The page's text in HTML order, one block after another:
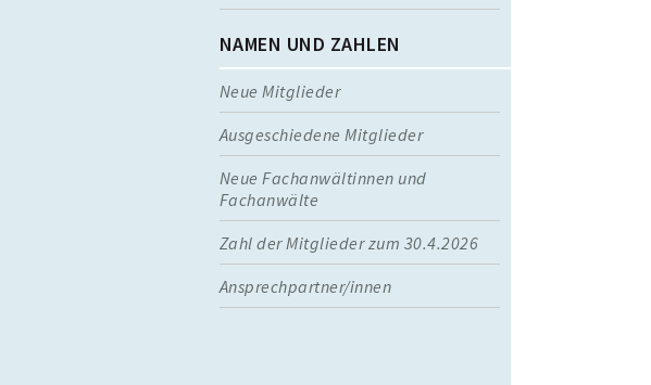
NAMEN UND ZAHLEN
Neue Mitglieder
Ausgeschiedene Mitglieder
Neue Fachanwältinnen und
Fachanwälte
Zahl der Mitglieder zum 30.4.2026
Ansprechpartner/innen